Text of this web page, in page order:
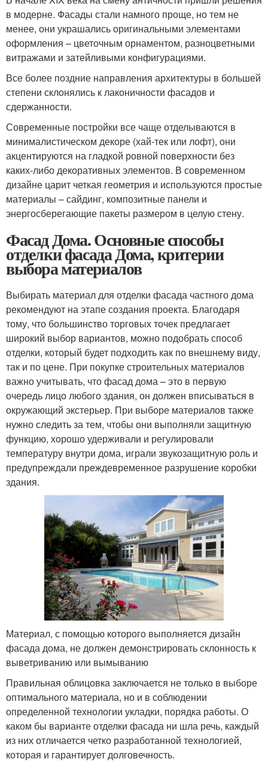
в модерне. Фасады стали намного проще, но тем не
менее, они украшались оригинальными элементами
оформления – цветочным орнаментом, разноцветными
витражами и затейливыми конфигурациями.
Все более поздние направления архитектуры в большей
степени склонялись к лаконичности фасадов и
сдержанности.
Современные постройки все чаще отделываются в
минималистическом декоре (хай-тек или лофт), они
акцентируются на гладкой ровной поверхности без
каких-либо декоративных элементов. В современном
дизайне царит четкая геометрия и используются простые
материалы – сайдинг, композитные панели и
энергосберегающие пакеты размером в целую стену.
Фасад Дома. Основные способы
отделки фасада Дома, критерии
выбора материалов
Выбирать материал для отделки фасада частного дома
рекомендуют на этапе создания проекта. Благодаря
тому, что большинство торговых точек предлагает
широкий выбор вариантов, можно подобрать способ
отделки, который будет подходить как по внешнему виду,
так и по цене. При покупке строительных материалов
важно учитывать, что фасад дома – это в первую
очередь лицо любого здания, он должен вписываться в
окружающий экстерьер. При выборе материалов также
нужно следить за тем, чтобы они выполняли защитную
функцию, хорошо удерживали и регулировали
температуру внутри дома, играли звукозащитную роль и
предупреждали преждевременное разрушение коробки
здания.
Материал, с помощью которого выполняется дизайн
фасада дома, не должен демонстрировать склонность к
выветриванию или вымыванию
Правильная облицовка заключается не только в выборе
оптимального материала, но и в соблюдении
определенной технологии укладки, порядка работы. О
каком бы варианте отделки фасада ни шла речь, каждый
из них отличается четко разработанной технологией,
которая и гарантирует долговечность.